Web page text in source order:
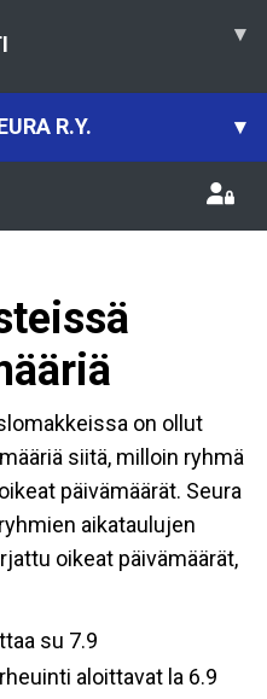
▾
R.Y. ▾
on ollut
siitä, milloin ryhmä
päivämäärät. Seura
aikataulujen
oikeat päivämäärät,
su 7.9
aloittavat la 6.9